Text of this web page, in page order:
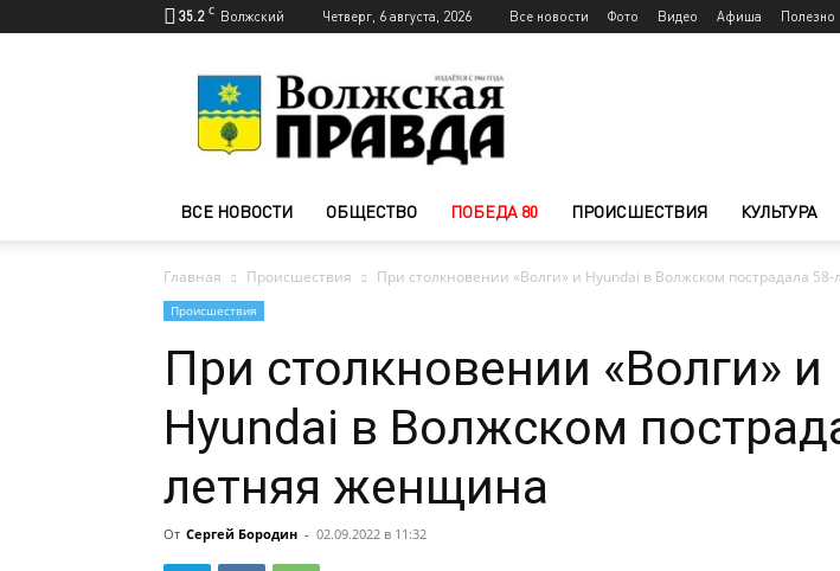
35.2 C Волжский Четверг, 6 августа, 2026 Все новости Фото Видео Афиша Полезно
Волжского
—
Волжская
ВСЕ НОВОСТИ ОБЩЕСТВО ПОБЕДА 80 ПРОИСШЕСТВИЯ КУЛЬТУРА
Главная Происшествия При столкновении «Волги» и Hyundai в Волжском пострадала
Происшествия
При столкновении «Волги» и
Hyundai в Волжском
летняя женщина
От Сергей Бородин - 02.09.2022 в 11:32